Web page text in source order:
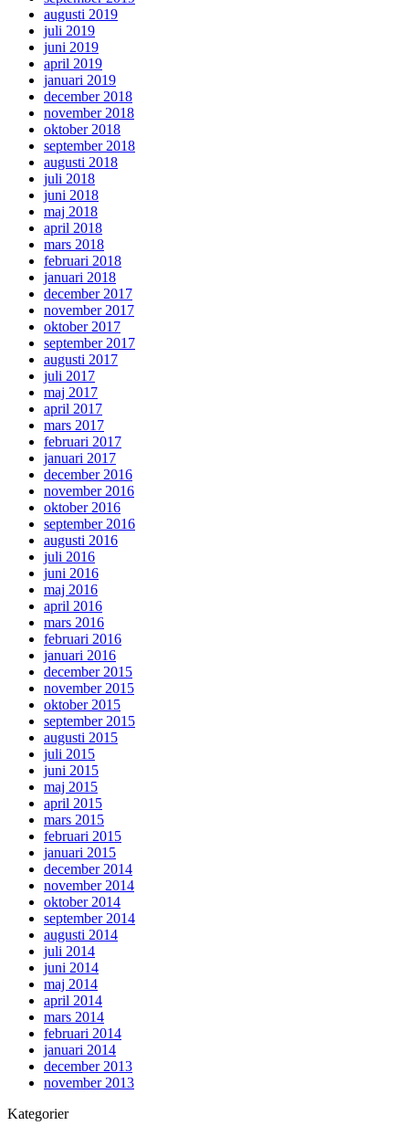
augusti 2019
juli 2019
juni 2019
april 2019
januari 2019
december 2018
november 2018
oktober 2018
september 2018
augusti 2018
juli 2018
juni 2018
maj 2018
april 2018
mars 2018
februari 2018
januari 2018
december 2017
november 2017
oktober 2017
september 2017
augusti 2017
juli 2017
maj 2017
april 2017
mars 2017
februari 2017
januari 2017
december 2016
november 2016
oktober 2016
september 2016
augusti 2016
juli 2016
juni 2016
maj 2016
april 2016
mars 2016
februari 2016
januari 2016
december 2015
november 2015
oktober 2015
september 2015
augusti 2015
juli 2015
juni 2015
maj 2015
april 2015
mars 2015
februari 2015
januari 2015
december 2014
november 2014
oktober 2014
september 2014
augusti 2014
juli 2014
juni 2014
maj 2014
april 2014
mars 2014
februari 2014
januari 2014
december 2013
november 2013
Kategorier